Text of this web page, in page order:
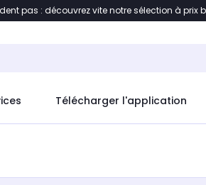
directement au pied de
pas : découvrez vite notre sélection à prix
Télécharger l'application